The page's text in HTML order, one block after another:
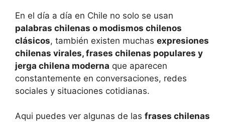
En el día a día en Chile no solo se usan
palabras chilenas o modismos chilenos
clásicos, también existen muchas expresiones
chilenas virales, frases chilenas populares y
jerga chilena moderna que aparecen
constantemente en conversaciones, redes
sociales y situaciones cotidianas.
Aqui puedes ver algunas de las frases chilenas